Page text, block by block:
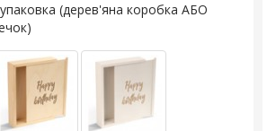
(дерев'яна коробка АБО